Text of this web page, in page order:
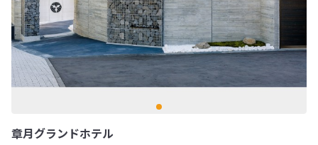
章月グランドホテル